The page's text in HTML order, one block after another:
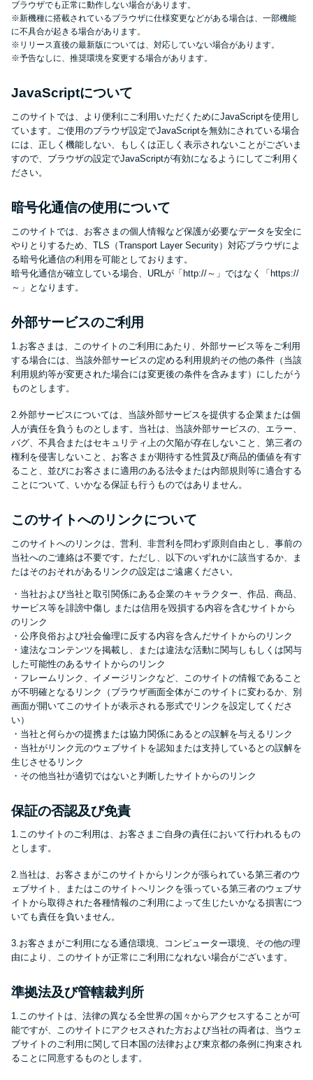
未成年でもお金を借りられる？
学生がお金を借りる方法があ
る？
学生がお金を借りる方法は？親
へのバレにくさや将来への影響
を解説
090金融（闇金）からお金を借り
てはいけない理由と借りた場合
の対処法
申し込みブラックとは?判断の目
安や審査に通らない理由
ブラックでもお金を借りるに
アコムはブラックでも審査に通
る？ 自分がブラックか確かめる
方法
アコムとレイクどっちがいい
の？ カードローンの選び方を徹
底解説！
プロミスの返済方法を徹底解
説！ もっとも便利でお得な返済
方法はどれ？
年収が低い＆他社借入があると
落ちる？バンクイックの口コミ
合わせ先とシーン別の問い合わ
ブラウザでも正常に動作しない場合があります。
※新機種に搭載されているブラウザに仕様変更などがある場合は、一部機能
に不具合が起きる場合があります。
※リリース直後の最新版については、対応していない場合があります。
※予告なしに、推奨環境を変更する場合があります。
JavaScriptについて
このサイトでは、より便利にご利用いただくためにJavaScriptを使用し
ています。ご使用のブラウザ設定でJavaScriptを無効にされている場合
には、正しく機能しない、もしくは正しく表示されないことがございま
すので、ブラウザの設定でJavaScriptが有効になるようにしてご利用く
ださい。
暗号化通信の使用について
このサイトでは、お客さまの個人情報など保護が必要なデータを安全に
やりとりするため、TLS（Transport Layer Security）対応ブラウザによ
る暗号化通信の利用を可能としております。
暗号化通信が確立している場合、URLが「http://～」ではなく「https://
～」となります。
外部サービスのご利用
1.お客さまは、このサイトのご利用にあたり、外部サービス等をご利用
する場合には、当該外部サービスの定める利用規約その他の条件（当該
利用規約等が変更された場合には変更後の条件を含みます）にしたがう
ものとします。
2.外部サービスについては、当該外部サービスを提供する企業または個
人が責任を負うものとします。当社は、当該外部サービスの、エラー、
バグ、不具合またはセキュリティ上の欠陥が存在しないこと、第三者の
権利を侵害しないこと、お客さまが期待する性質及び商品的価値を有す
ること、並びにお客さまに適用のある法令または内部規則等に適合する
ことについて、いかなる保証も行うものではありません。
このサイトへのリンクについて
このサイトへのリンクは、営利、非営利を問わず原則自由とし、事前の
当社へのご連絡は不要です。ただし、以下のいずれかに該当するか、ま
たはそのおそれがあるリンクの設定はご遠慮ください。
・当社および当社と取引関係にある企業のキャラクター、作品、商品、
サービス等を誹謗中傷し または信用を毀損する内容を含むサイトから
のリンク
・公序良俗および社会倫理に反する内容を含んだサイトからのリンク
・違法なコンテンツを掲載し、または違法な活動に関与しもしくは関与
した可能性のあるサイトからのリンク
・フレームリンク、イメージリンクなど、このサイトの情報であること
が不明確となるリンク（ブラウザ画面全体がこのサイトに変わるか、別
画面が開いてこのサイトが表示される形式でリンクを設定してくださ
い）
・当社と何らかの提携または協力関係にあるとの誤解を与えるリンク
・当社がリンク元のウェブサイトを認知または支持しているとの誤解を
生じさせるリンク
・その他当社が適切ではないと判断したサイトからのリンク
保証の否認及び免責
1.このサイトのご利用は、お客さまご自身の責任において行われるもの
とします。
2.当社は、お客さまがこのサイトからリンクが張られている第三者のウ
ェブサイト、またはこのサイトへリンクを張っている第三者のウェブサ
イトから取得された各種情報のご利用によって生じたいかなる損害につ
いても責任を負いません。
3.お客さまがご利用になる通信環境、コンピューター環境、その他の理
由により、このサイトが正常にご利用になれない場合がございます。
準拠法及び管轄裁判所
1.このサイトは、法律の異なる全世界の国々からアクセスすることが可
能ですが、このサイトにアクセスされた方および当社の両者は、当ウェ
ブサイトのご利用に関して日本国の法律および東京都の条例に拘束され
ることに同意するものとします。